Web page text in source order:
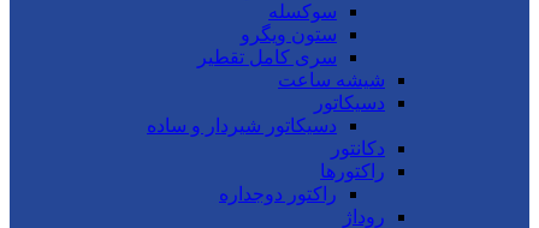
سوکسله
ستون ویگرو
سری کامل تقطیر
شیشه ساعت
دسیکاتور
دسیکاتور شیردار و ساده
دکانتور
راکتورها
راکتور دوجداره
روداژ